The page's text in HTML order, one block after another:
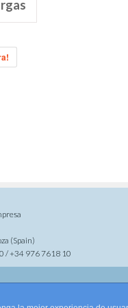
(Spain)
/ +34 976 7618 10